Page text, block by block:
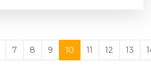
7 8 9 10 11 12 13